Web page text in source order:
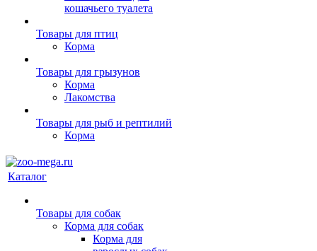
кошачьего туалета
Товары для птиц
Корма
Товары для грызунов
Корма
Лакомства
Товары для рыб и рептилий
Корма
Каталог
Товары для собак
Корма для собак
Корма для